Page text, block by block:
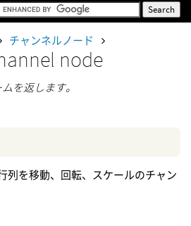
チャンネルノード
node
を返します。
列を移動、回転、スケールのチャン